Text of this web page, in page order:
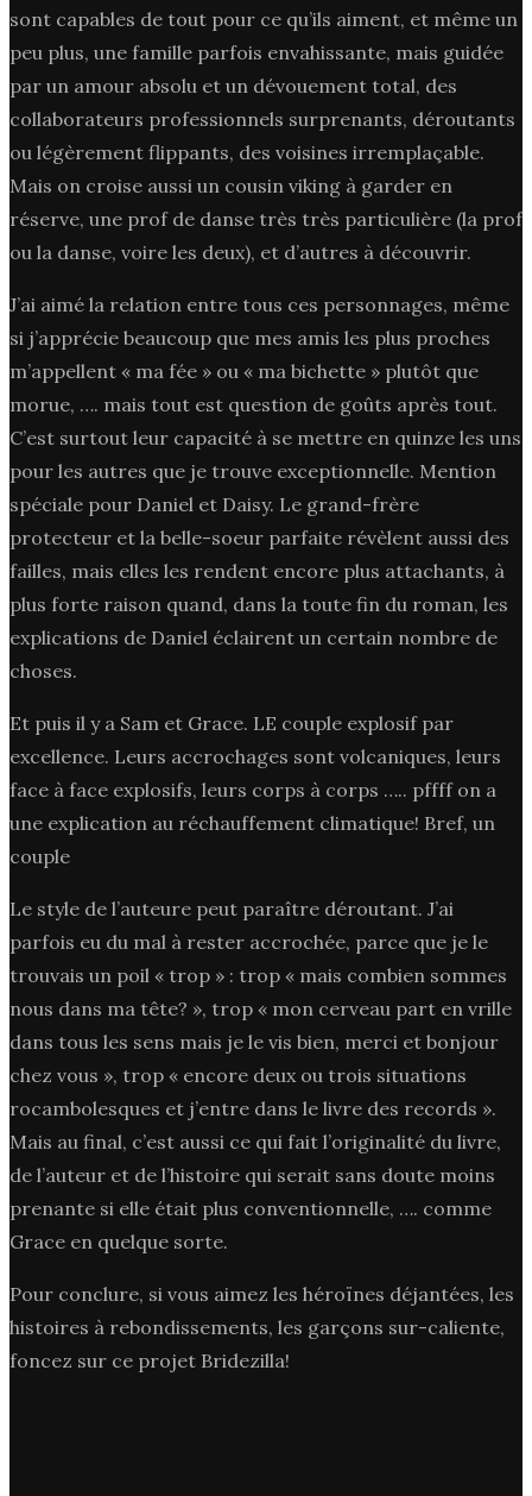
sont capables de tout pour ce qu’ils aiment, et même un
peu plus, une famille parfois envahissante, mais guidée
par un amour absolu et un dévouement total, des
collaborateurs professionnels surprenants, déroutants
ou légèrement flippants, des voisines irremplaçable.
Mais on croise aussi un cousin viking à garder en
réserve, une prof de danse très très particulière (la prof
ou la danse, voire les deux), et d’autres à découvrir.
J’ai aimé la relation entre tous ces personnages, même
si j’apprécie beaucoup que mes amis les plus proches
m’appellent « ma fée » ou « ma bichette » plutôt que
morue, …. mais tout est question de goûts après tout.
C’est surtout leur capacité à se mettre en quinze les uns
pour les autres que je trouve exceptionnelle. Mention
spéciale pour Daniel et Daisy. Le grand-frère
protecteur et la belle-soeur parfaite révèlent aussi des
failles, mais elles les rendent encore plus attachants, à
plus forte raison quand, dans la toute fin du roman, les
explications de Daniel éclairent un certain nombre de
choses.
Et puis il y a Sam et Grace. LE couple explosif par
excellence. Leurs accrochages sont volcaniques, leurs
face à face explosifs, leurs corps à corps ….. pffff on a
une explication au réchauffement climatique! Bref, un
couple
Le style de l’auteure peut paraître déroutant. J’ai
parfois eu du mal à rester accrochée, parce que je le
trouvais un poil « trop » : trop « mais combien sommes
nous dans ma tête? », trop « mon cerveau part en vrille
dans tous les sens mais je le vis bien, merci et bonjour
chez vous », trop « encore deux ou trois situations
rocambolesques et j’entre dans le livre des records ».
Mais au final, c’est aussi ce qui fait l’originalité du livre,
de l’auteur et de l’histoire qui serait sans doute moins
prenante si elle était plus conventionnelle, …. comme
Grace en quelque sorte.
Pour conclure, si vous aimez les héroïnes déjantées, les
histoires à rebondissements, les garçons sur-caliente,
foncez sur ce projet Bridezilla!